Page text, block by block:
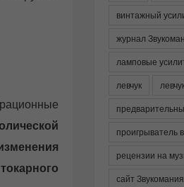
винтажный
журнал
ламповые
левчук
проигрыватель
рецензии на
сайт Звукомания